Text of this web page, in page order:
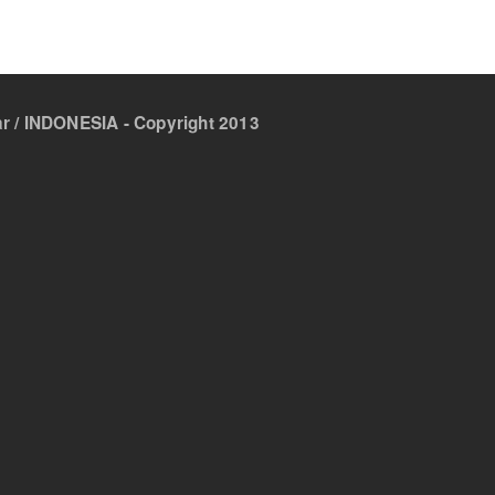
/ INDONESIA - Copyright 2013